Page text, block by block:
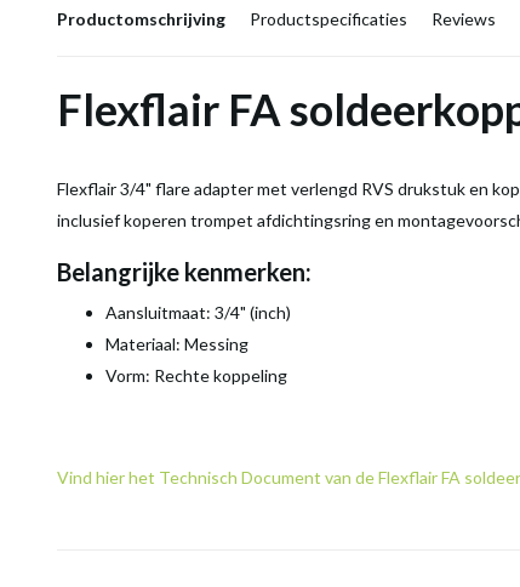
Productomschrijving Productspecificaties Reviews
Flexflair FA
Flexflair 3/4" flare adapter met verlengd RVS drukstuk en
inclusief koperen trompet afdichtingsring en
Belangrijke kenmerken:
Aansluitmaat: 3/4" (inch)
Materiaal: Messing
Vorm: Rechte koppeling
Vind hier het Technisch Document van de Flexflair FA